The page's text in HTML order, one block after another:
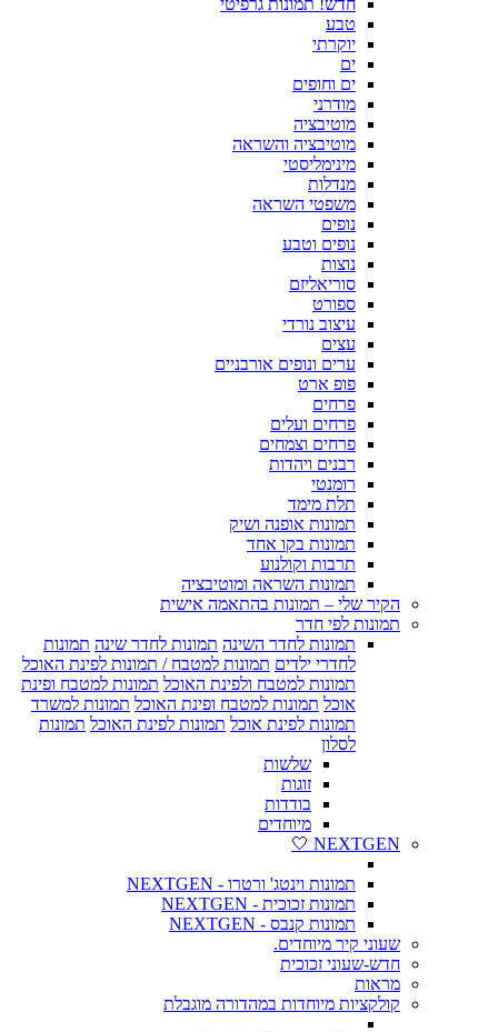
טבע
יוקרתי
ים
ים וחופים
מודרני
מוטיבציה
מוטיבציה והשראה
מינימליסטי
מנדלות
משפטי השראה
נופים
נופים וטבע
נוצות
סוריאליזם
ספורט
עיצוב נורדי
עצים
ערים ונופים אורבניים
פופ ארט
פרחים
פרחים ועלים
פרחים וצמחים
רבנים ויהדות
רומנטי
תלת מימד
תמונות אופנה ושיק
תמונות בקו אחד
תרבות וקולנוע
תמונות השראה ומוטיבציה
הקיר שלי – תמונות בהתאמה אישית
תמונות לפי חדר
תמונות לחדר השינה תמונות לחדר שינה תמונות
לחדרי ילדים תמונות למטבח / תמונות לפינת האוכל
תמונות למטבח ולפינת האוכל תמונות למטבח ופינת
אוכל תמונות למטבח ופינת האוכל תמונות למשרד
תמונות לפינת אוכל תמונות לפינת האוכל תמונות
לסלון
שלשות
זוגות
בודדות
מיוחדים
NEXTGEN 🤍
תמונות וינטג' ורטרו - NEXTGEN
תמונות זכוכית - NEXTGEN
תמונות קנבס - NEXTGEN
שעוני קיר מיוחדים.
חדש-שעוני זכוכית
מראות
קולקציות מיוחדות במהדורה מוגבלת